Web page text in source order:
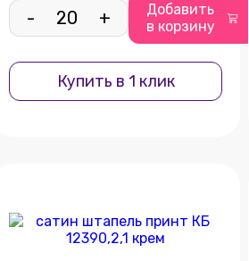
- +
Добавить
в корзину
Купить в 1 клик